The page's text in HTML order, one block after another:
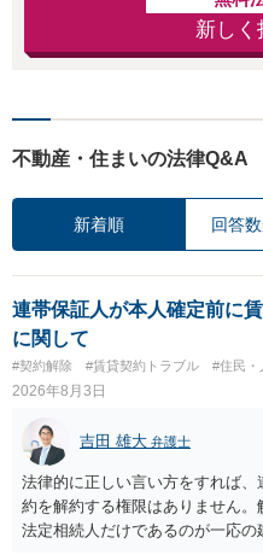
新しく
不動産・住まいの法律Q&A
新着順 回答
連帯保証人が本人確定前に
に関して
#契約解除 #賃貸契約トラブル #住民・
2026年8月3日
吉田 雄大 弁護士
法律的に正しい言い方をすれば
約を解約する権限はありません
法定相続人だけであるのが一応